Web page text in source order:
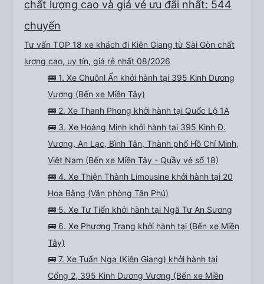
chất lượng cao và giá vé ưu đãi nhất: 544
chuyến
Tư vấn TOP 18 xe khách đi Kiên Giang từ Sài Gòn chất
lượng cao, uy tín, giá rẻ nhất 08/2026
🚌 1. Xe Chuônl Ẩn khởi hành tại 395 Kinh Dương
Vương (Bến xe Miền Tây)
🚌 2. Xe Thanh Phong khởi hành tại Quốc Lộ 1A
🚌 3. Xe Hoàng Minh khởi hành tại 395 Kinh Đ.
Vương, An Lạc, Bình Tân, Thành phố Hồ Chí Minh,
Việt Nam (Bến xe Miền Tây - Quầy vé số 18)
🚌 4. Xe Thiện Thành Limousine khởi hành tại 20
Hoa Bằng (Văn phòng Tân Phú)
🚌 5. Xe Tư Tiến khởi hành tại Ngã Tư An Sương
🚌 6. Xe Phương Trang khởi hành tại (Bến xe Miền
Tây)
🚌 7. Xe Tuấn Nga (Kiên Giang) khởi hành tại
Cổng 2, 395 Kinh Dương Vương (Bến xe Miền